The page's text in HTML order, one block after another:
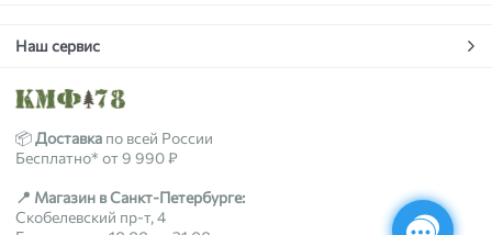
Наш сервис
📦Доставка по всей России
Бесплатно* от 9 990 ₽
📍 Магазин в Санкт-Петербурге:
Скобелевский пр-т, 4